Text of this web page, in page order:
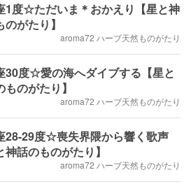
1度☆ただいま＊おかえり【星と神
がたり】
aroma72 ハーブ天然ものがたり
30度☆愛の海へダイブする【星と
ものがたり】
aroma72 ハーブ天然ものがたり
28-29度☆喪失界隈から響く歌声
神話のものがたり】
aroma72 ハーブ天然ものがたり